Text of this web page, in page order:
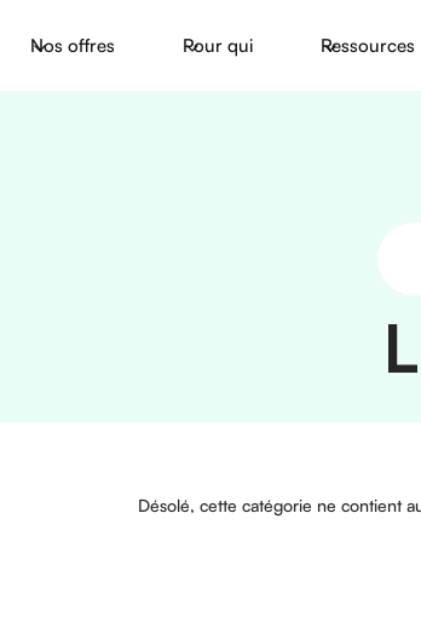
Nos offres Pour qui Ressources
Désolé, cette catégorie ne contient